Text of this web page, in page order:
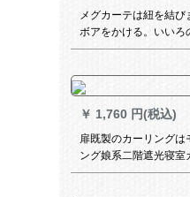
ブリック(不透明)幅150
cm
メグカーテは紐を結び
ボアをかける。いいろ
があります。
￥ 1,760 円(税込)
扉既製のカーリングは
ング娘系二階遮光寝室
テーターの赤いins少